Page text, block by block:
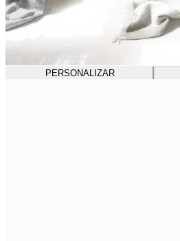
PERSONALIZAR